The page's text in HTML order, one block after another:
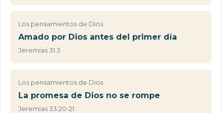
Los pensamientos de Dios
Amado por Dios antes del primer día
Jeremías 31:3
Los pensamientos de Dios
La promesa de Dios no se rompe
Jeremías 33:20-21